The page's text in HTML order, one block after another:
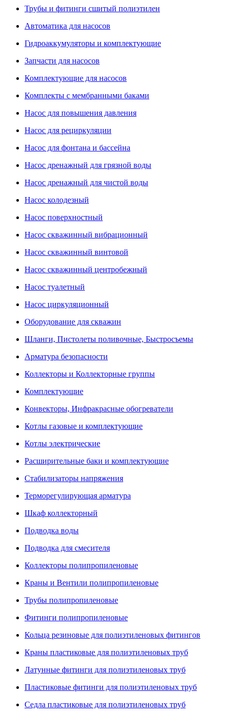
Трубы и фитинги сшитый полиэтилен
Автоматика для насосов
Гидроаккумуляторы и комплектующие
Запчасти для насосов
Комплектующие для насосов
Комплекты с мембранными баками
Насос для повышения давления
Насос для рециркуляции
Насос для фонтана и бассейна
Насос дренажный для грязной воды
Насос дренажный для чистой воды
Насос колодезный
Насос поверхностный
Насос скважинный вибрационный
Насос скважинный винтовой
Насос скважинный центробежный
Насос туалетный
Насос циркуляционный
Оборудование для скважин
Шланги, Пистолеты поливочные, Быстросъемы
Арматура безопасности
Коллекторы и Коллекторные группы
Комплектующие
Конвекторы, Инфракрасные обогреватели
Котлы газовые и комплектующие
Котлы электрические
Расширительные баки и комплектующие
Стабилизаторы напряжения
Терморегулирующая арматура
Шкаф коллекторный
Подводка воды
Подводка для смесителя
Коллекторы полипропиленовые
Краны и Вентили полипропиленовые
Трубы полипропиленовые
Фитинги полипропиленовые
Кольца резиновые для полиэтиленовых фитингов
Краны пластиковые для полиэтиленовых труб
Латунные фитинги для полиэтиленовых труб
Пластиковые фитинги для полиэтиленовых труб
Седла пластиковые для полиэтиленовых труб